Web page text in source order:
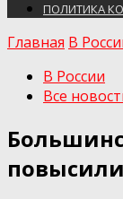
ПОЛИТИКА
Главная В
В России
Все